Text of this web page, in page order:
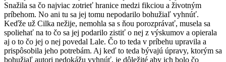
Snažila sa čo najviac zotrieť hranice medzi fikciou a životným
príbehom. No ani tu sa jej tomu nepodarilo bohužiaľ vyhnúť.
Keďže už Cilka nežije, nemohla sa s ňou porozprávať, musela sa
spoliehať na to čo sa jej podarilo zistiť o nej z výskumov a opierala
aj o to čo jej o nej povedal Lale. Čo to teda v príbehu upravila a
prispôsobila jeho potrebám. Aj keď to teda bývajú úpravy, ktorým sa
bohužiaľ autori nedokážu vyhnúť, je dôležité aby ich bolo čo